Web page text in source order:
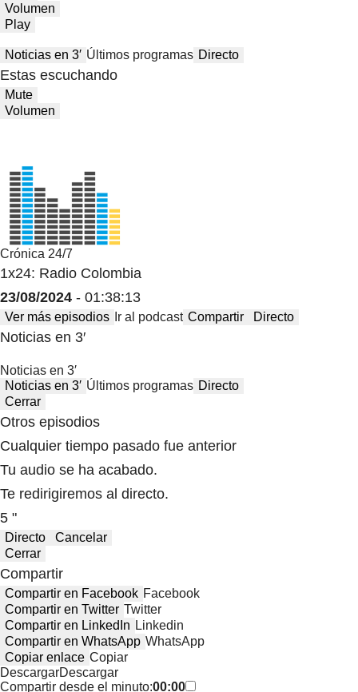
Volumen
Play
Noticias en 3′ Últimos programas Directo
Estas escuchando
Mute
Volumen
Crónica 24/7
1x24: Radio Colombia
23/08/2024 - 01:38:13
Ver más episodios Ir al podcast Compartir Directo
Noticias en 3′
Noticias en 3′
Noticias en 3′ Últimos programas Directo
Cerrar
Otros episodios
Cualquier tiempo pasado fue anterior
Tu audio se ha acabado.
Te redirigiremos al directo.
5 "
Directo
Cancelar
Cerrar
Compartir
Compartir en Facebook Facebook
Compartir en Twitter Twitter
Compartir en LinkedIn Linkedin
Compartir en WhatsApp WhatsApp
Copiar enlace Copiar
DescargarDescargar
Compartir desde el minuto:00:00